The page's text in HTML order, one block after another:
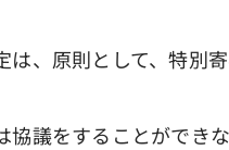
、原則として、特別
議をすることができ